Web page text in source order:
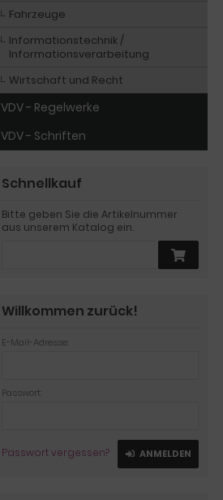
Fahrzeuge
Informationstechnik /
Informationsverarbeitung
Wirtschaft und Recht
VDV - Regelwerke
VDV - Schriften
Schnellkauf
Bitte geben Sie die Artikelnummer
aus unserem Katalog ein.
Willkommen zurück!
E-Mail-Adresse:
Passwort:
Passwort vergessen? ANMELDEN